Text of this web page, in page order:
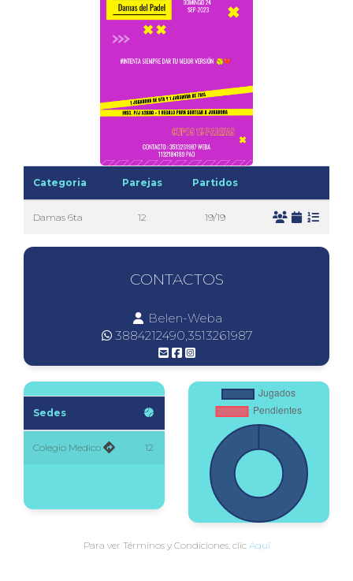
Categoria Parejas Partidos
Damas 6ta 12 19/19
CONTACTOS
Belen-Weba
3884212490,3513261987
Sedes
Colegio Medico 12
Para ver Términos y Condiciones, clic Aquí